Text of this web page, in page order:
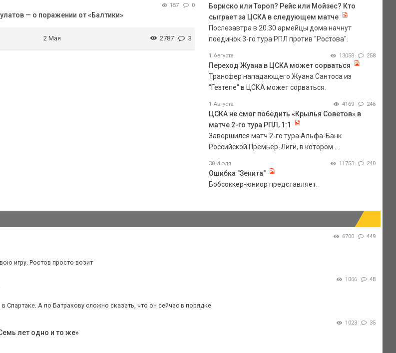
157 0
— о поражении от «Балтики»
2 Мая 2787 3
Бориско или Тороп? Рейс или Мойзес? Кто
сыграет за ЦСКА в следующем матче
Послезавтра в 20.30 армейцы дома начнут
поединок 3-го тура РПЛ против "Ростова".
1 Августа 13058 258
Переход Жуана в ЦСКА может сорваться
Трансфер нападающего Жуана Сантоса из
"Гезтепе" в ЦСКА может сорваться.
1 Августа 4169 246
ЦСКА не смог победить «Крылья Советов» в
матче 2-го тура РПЛ, 1:1
Завершился матч 2-го тура Альфа-Банк
Российской Премьер-Лиги, в котором ...
30 Июля 11753 240
Ошибка "Зенита"
Бобсоккер-юниор представляет.
6700 449
игру. Ростов просто возит
1066 48
Спартаке. А по Батракову сложно сказать, что он сейчас в порядке.
1023 35
лет одно и то же»